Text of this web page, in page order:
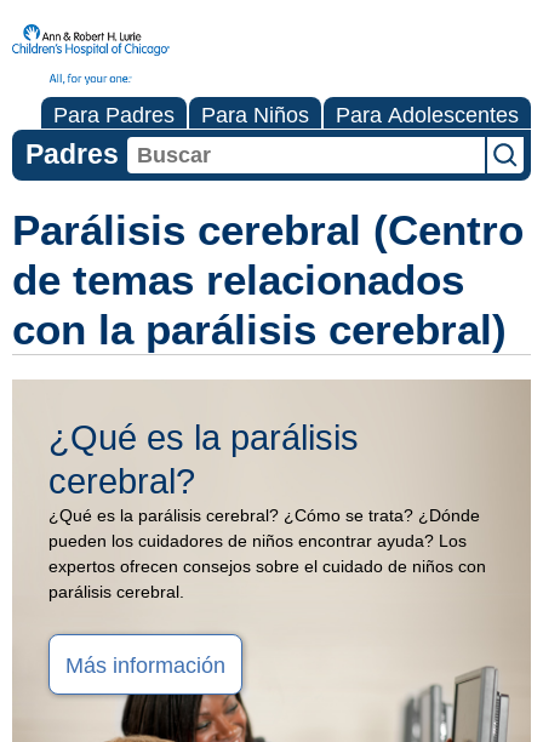
Para Padres Para Niños Para Adolescentes
Padres
Parálisis cerebral (Centro
de temas relacionados
con la parálisis cerebral)
¿Qué es la parálisis
cerebral?
¿Qué es la parálisis cerebral? ¿Cómo se trata? ¿Dónde
pueden los cuidadores de niños encontrar ayuda? Los
expertos ofrecen consejos sobre el cuidado de niños con
parálisis cerebral.
Más información